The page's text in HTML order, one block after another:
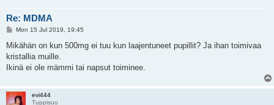
Re: MDMA
P
s
Mon 15 Jul 2019, 19:45
Mikähän on kun 500mg ei tuu kun laajentuneet pupillit? Ja ihan toimivaa
kristallia muille.
Ikinä ei ole mämmi tai napsut toiminee.
evi444
Tuppisuu